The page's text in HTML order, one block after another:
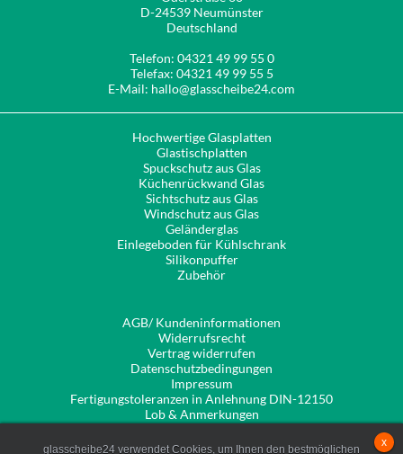
D-24539 Neumünster
Deutschland
Telefon: 04321 49 99 55 0
Telefax: 04321 49 99 55 5
E-Mail: hallo@glasscheibe24.com
Hochwertige Glasplatten
Glastischplatten
Spuckschutz aus Glas
Küchenrückwand Glas
Sichtschutz aus Glas
Windschutz aus Glas
Geländerglas
Einlegeboden für Kühlschrank
Silikonpuffer
Zubehör
AGB/ Kundeninformationen
Widerrufsrecht
Vertrag widerrufen
Datenschutzbedingungen
Impressum
Fertigungstoleranzen in Anlehnung DIN-12150
Lob & Anmerkungen
Unsere Kantenbearbeitungen
glasscheibe24 verwendet Cookies, um Ihnen den bestmöglichen
x